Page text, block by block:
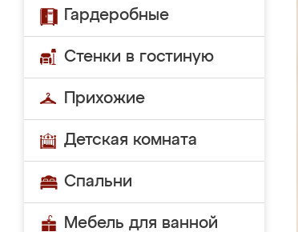
Гардеробные
Стенки в гостиную
Прихожие
Детская комната
Спальни
Мебель для ванной